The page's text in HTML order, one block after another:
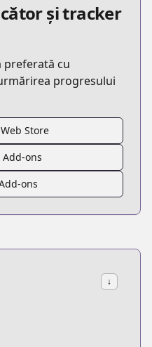
și tracker
preferată cu
progresului
Store
Add-ons
ons
↓